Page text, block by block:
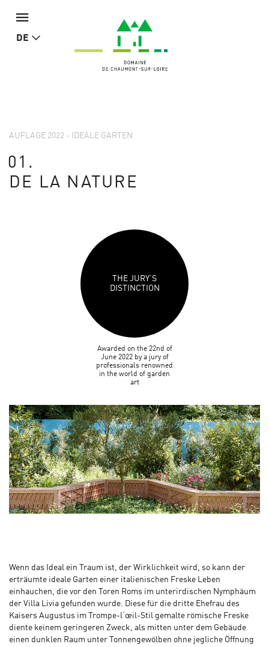
DE
AUFLAGE 2022 - IDEALE GARTEN
01.
DE LA NATURE
THE JURY’S
DISTINCTION
Awarded on the 22nd of
June 2022 by a jury of
professionals renowned
in the world of garden
art
Wenn das Ideal ein Traum ist, der Wirklichkeit wird, so kann der
erträumte ideale Garten einer italienischen Freske Leben
einhauchen, die vor den Toren Roms im unterirdischen Nymphäum
der Villa Livia gefunden wurde. Diese für die dritte Ehefrau des
Kaisers Augustus im Trompe-l‘œil-Stil gemalte römische Freske
diente keinem geringeren Zweck, als mitten unter dem Gebäude
einen dunklen Raum unter Tonnengewölben ohne jegliche Öffnung